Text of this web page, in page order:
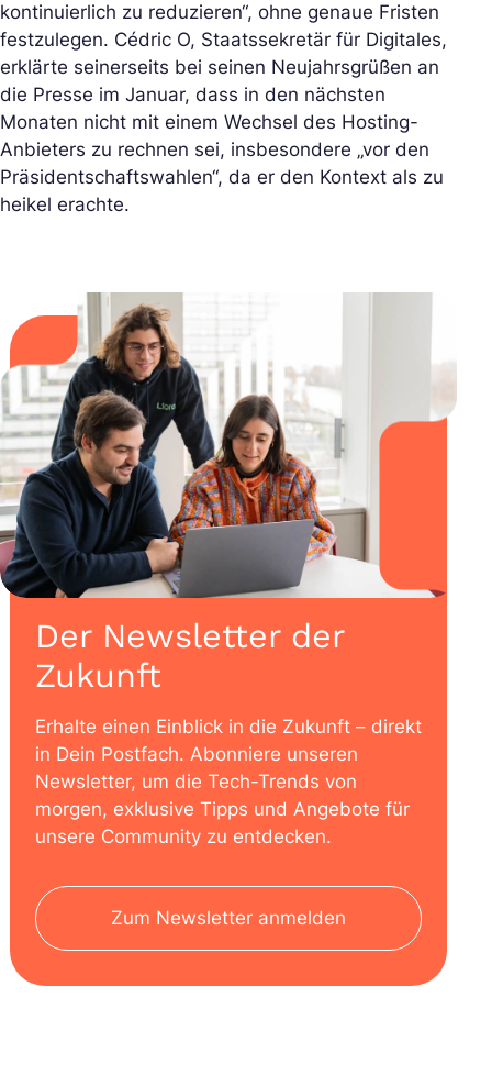
kontinuierlich zu reduzieren“, ohne genaue Fristen
festzulegen. Cédric O, Staatssekretär für Digitales,
erklärte seinerseits bei seinen Neujahrsgrüßen an
die Presse im Januar, dass in den nächsten
Monaten nicht mit einem Wechsel des Hosting-
Anbieters zu rechnen sei, insbesondere „vor den
Präsidentschaftswahlen“, da er den Kontext als zu
heikel erachte.
Der Newsletter der
Zukunft
Erhalte einen Einblick in die Zukunft – direkt
in Dein Postfach. Abonniere unseren
Newsletter, um die Tech-Trends von
morgen, exklusive Tipps und Angebote für
unsere Community zu entdecken.
Zum Newsletter anmelden